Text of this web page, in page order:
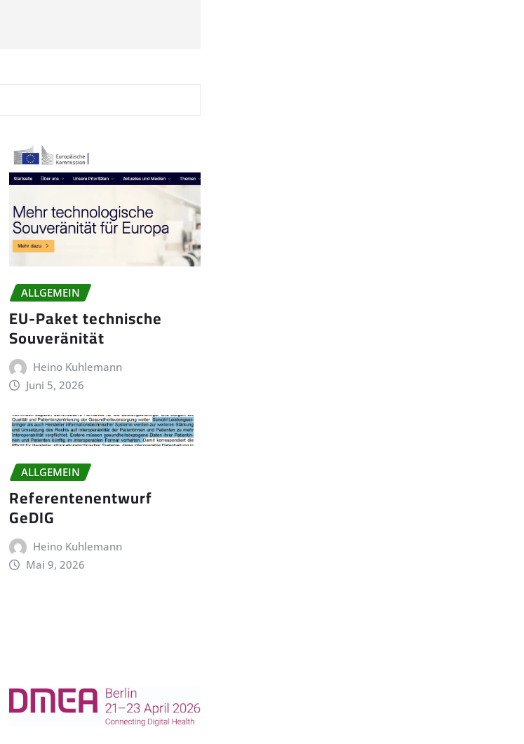
ALLGEMEIN
EU-Paket technische
Souveränität
Heino Kuhlemann
Juni 5, 2026
ALLGEMEIN
Referentenentwurf
GeDIG
Heino Kuhlemann
Mai 9, 2026